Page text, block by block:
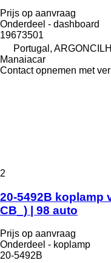
Prijs op aanvraag
Onderdeel - dashboard
19673501
Portugal,
Manaiacar
Contact opnemen met
2
20-5492B koplamp
CB_) | 98 auto
Prijs op aanvraag
Onderdeel - koplamp
20-5492B